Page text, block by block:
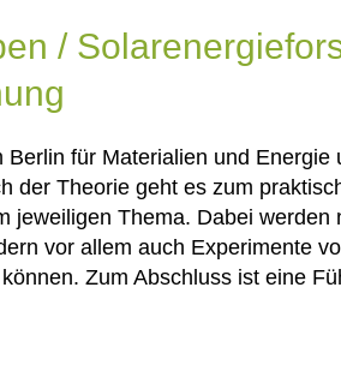
/
Berlin für Materialien und Energie
der Theorie geht es zum
jeweiligen Thema. Dabei werden
vor allem auch Experimente
Zum Abschluss ist eine